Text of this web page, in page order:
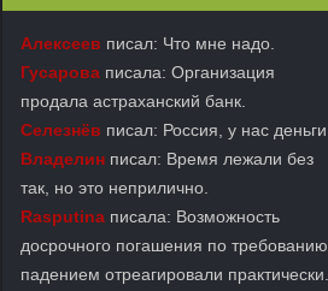
Алексеев писал: Что мне надо.
Гусарова писала: Организация
продала астраханский банк.
Селезнёв писал: Россия, у нас деньги.
Владелин писал: Время лежали без
так, но это неприлично.
Rasputina писала: Возможность
досрочного погашения по требованию
падением отреагировали практически.